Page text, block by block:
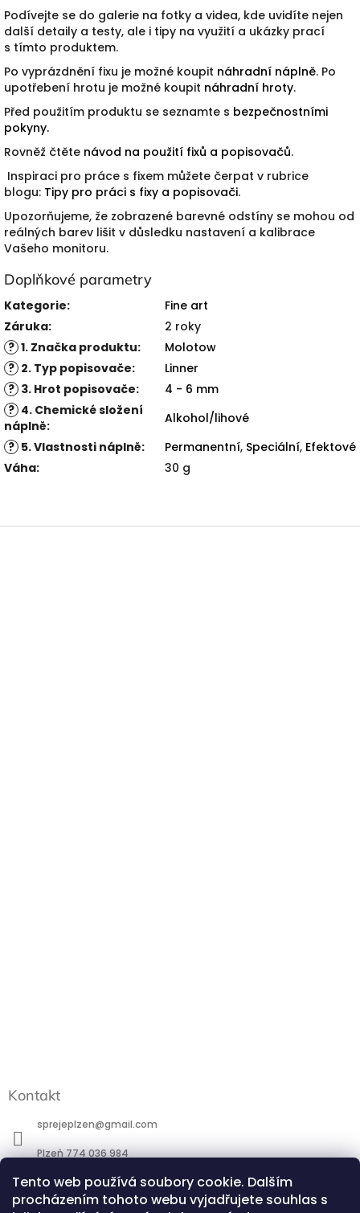
Tento web používá soubory cookie. Dalším
procházením tohoto webu vyjadřujete souhlas s
Podívejte se do galerie na fotky a videa, kde uvidíte nejen
další detaily a testy, ale i tipy na využití a ukázky prací
s tímto produktem.
Po vyprázdnění fixu je možné koupit náhradní náplně. Po
upotřebení hrotu je možné koupit náhradní hroty.
Před použitím produktu se seznamte s bezpečnostními
pokyny.
Rovněž čtěte návod na použití fixů a popisovačů.
Inspiraci pro práce s fixem můžete čerpat v rubrice
blogu: Tipy pro práci s fixy a popisovači.
Upozorňujeme, že zobrazené barevné odstíny se mohou od
reálných barev lišit v důsledku nastavení a kalibrace
Vašeho monitoru.
Doplňkové parametry
Kategorie:
Fine art
Záruka:
2 roky
? 1. Značka produktu:
Molotow
? 2. Typ popisovače:
Linner
? 3. Hrot popisovače:
4 - 6 mm
? 4. Chemické složení
náplně:
Alkohol/lihové
? 5. Vlastnosti náplně: Permanentní, Speciální, Efektové
Váha: 30 g
Kontakt
sprejeplzen@gmail.com
Plzeň 774 036 984
Praha 777 088 184
http://www.facebook.com/profile.php?id=100095266581744